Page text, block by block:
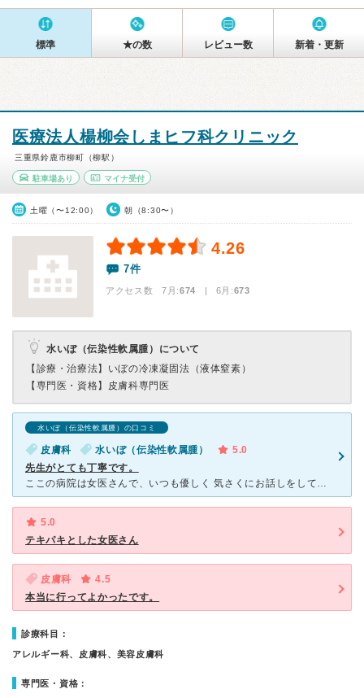
標準 ★の数 レビュー数 新着・更新
医療法人楊柳会しまヒフ科クリニック
三重県鈴鹿市柳町（柳駅）
駐車場あり マイナ受付
土曜（〜12:00） 朝（8:30〜）
4.26
7件
アクセス数 7月:674 | 6月:673
水いぼ（伝染性軟属腫）について
【診療・治療法】 いぼの冷凍凝固法（液体窒素）
【専門医・資格】 皮膚科専門医
水いぼ（伝染性軟属腫）の口コミ
皮膚科 水いぼ（伝染性軟属腫）
5.0
先生がとても丁寧です。
ここの病院は女医さんで、いつも優しく 気さくにお話しをしてくださいます。丁寧に説明してくださるし、こちらの話もしっかりと聞いてくれます。中にいる看護師さんもとても優しいです。 すごく親身に寄り添っ
5.0
テキパキとした女医さん
皮膚科
4.5
本当に行ってよかったです。
診療科目：
アレルギー科、皮膚科、美容皮膚科
専門医・資格：